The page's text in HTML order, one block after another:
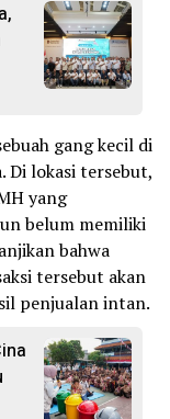
gang kecil di
Di lokasi tersebut,
yang
belum memiliki
bahwa
tersebut akan
penjualan intan.